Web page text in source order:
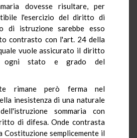
dovesse risultare, per
l'esercizio del diritto di
di istruzione sarebbe esso
contrasto con l'art. 24 della
vuole assicurato il diritto
stato e grado del
rimane però ferma nel
inesistenza di una naturale
sommaria con
di difesa. Onde contrasta
Costituzione semplicemente il